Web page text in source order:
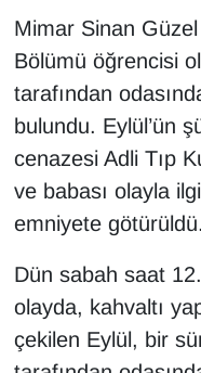
Mimar Sinan
Bölümü öğrencisi
tarafından
bulundu. Eylül’ün
cenazesi Adli Tıp
ve babası olayla
emniyete götürüldü.
Dün sabah saat
olayda, kahvaltı
çekilen Eylül, bir